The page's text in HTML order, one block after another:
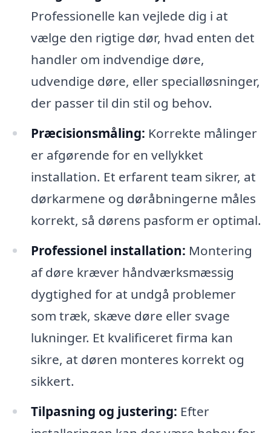
Professionelle kan vejlede dig i at
vælge den rigtige dør, hvad enten det
handler om indvendige døre,
udvendige døre, eller specialløsninger,
der passer til din stil og behov.
Præcisionsmåling: Korrekte målinger
er afgørende for en vellykket
installation. Et erfarent team sikrer, at
dørkarmene og døråbningerne måles
korrekt, så dørens pasform er optimal.
Professionel installation: Montering
af døre kræver håndværksmæssig
dygtighed for at undgå problemer
som træk, skæve døre eller svage
lukninger. Et kvalificeret firma kan
sikre, at døren monteres korrekt og
sikkert.
Tilpasning og justering: Efter